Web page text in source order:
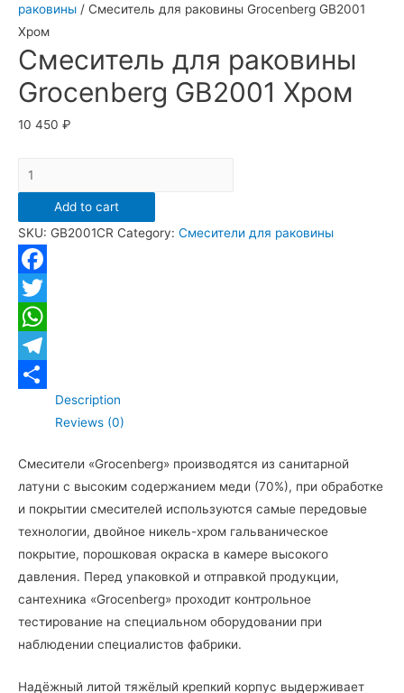
раковины / Cмеситель для раковины Grocenberg GB2001
Хром
Cмеситель для раковины
Grocenberg GB2001 Хром
10 450 ₽
Cмеситель
для
раковины
Grocenberg
GB2001
Хром
quantity
Add to cart
SKU: GB2001CR Category: Смесители для раковины
Facebook
Twitter
WhatsApp
Telegram
ОтправитьDescription
Reviews (0)
Смесители «Grocenberg» производятся из санитарной
латуни с высоким содержанием меди (70%), при обработке
и покрытии смесителей используются самые передовые
технологии, двойное никель-хром гальваническое
покрытие, порошковая окраска в камере высокого
давления. Перед упаковкой и отправкой продукции,
сантехника «Grocenberg» проходит контрольное
тестирование на специальном оборудовании при
наблюдении специалистов фабрики.
Надёжный литой тяжёлый крепкий корпус выдерживает